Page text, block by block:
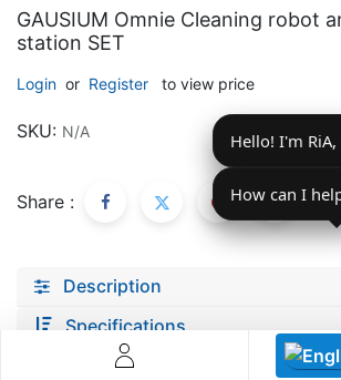
GAUSIUM Omnie Cleaning robot
station SET
Login or Register to view price
SKU: N/A
Share :
Description
Specifications
Descoperă RiA
Platformă integrată pentru
Monitorizare în timp real și analiză date
Conectează roboți, software și servicii
Scalabil de la 1 robot la zeci de unități
Hello! I'm
How can I